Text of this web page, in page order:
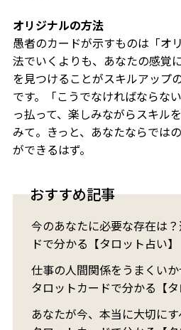
オリジナルの方法
愚者のカードが示すものは「オ
法でいくよりも、あなたの感覚
を見つけることがスキルアップ
です。「こうでなければならな
っ払って、楽しみながらスキル
みて。きっと、あなたならでは
ができるはず。
おすすめ記事
今のあなたに必要な存在は
ドで分かる【タロット占い】
仕事の人間関係をうまくい
タロットカードで分かる【タ
あなたが今、本当に大切に